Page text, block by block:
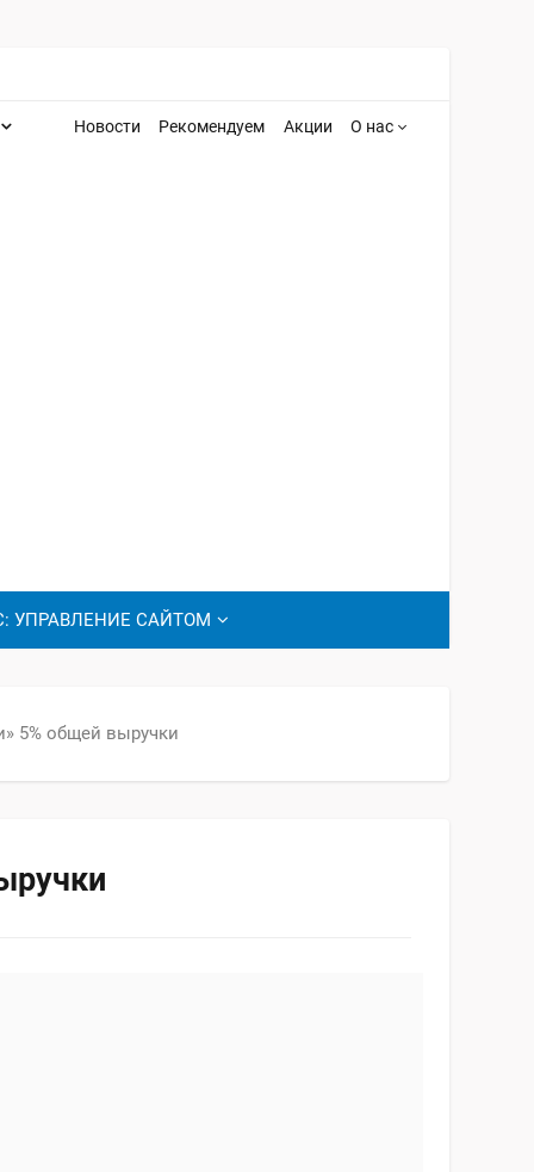
Новости Рекомендуем Акции О нас
УПРАВЛЕНИЕ САЙТОМ
5% общей выручки